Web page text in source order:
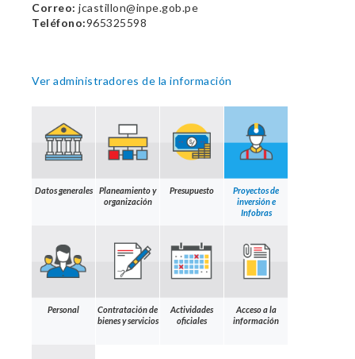
Correo: jcastillon@inpe.gob.pe
Teléfono:965325598
Ver administradores de la información
Datos generales
Planeamiento y
organización
Presupuesto
Proyectos de
inversión e
Infobras
Personal
Contratación de
bienes y servicios
Actividades
oficiales
Acceso a la
información